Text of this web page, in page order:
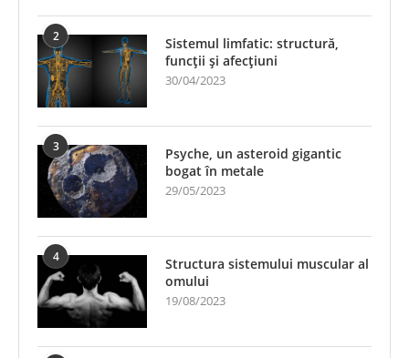
2
Sistemul limfatic: structură,
funcții și afecțiuni
30/04/2023
3
Psyche, un asteroid gigantic
bogat în metale
29/05/2023
4
Structura sistemului muscular al
omului
19/08/2023